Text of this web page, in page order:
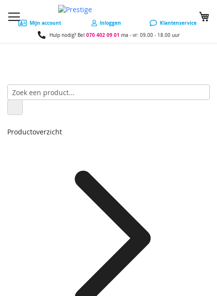
Mijn account Inloggen Klantenservice
Hulp nodig? Bel 070 402 09 01 ma - vr: 09.00 - 18.00 uur
Productoverzicht